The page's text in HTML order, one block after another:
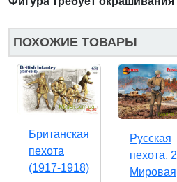
ПОХОЖИЕ ТОВАРЫ
Британская
пехота
(1917-1918)
Русская
пехота, 2
Мировая